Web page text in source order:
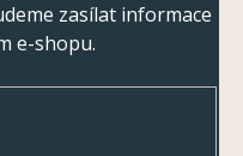
zasílat informace
e-shopu.